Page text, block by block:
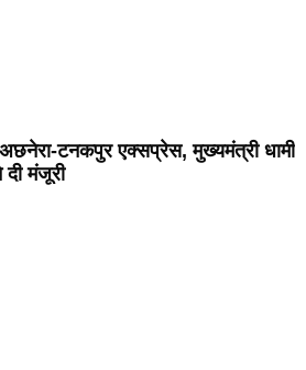
टनकपुर एक्सप्रेस, मुख्यमंत्री धामी
मंजूरी